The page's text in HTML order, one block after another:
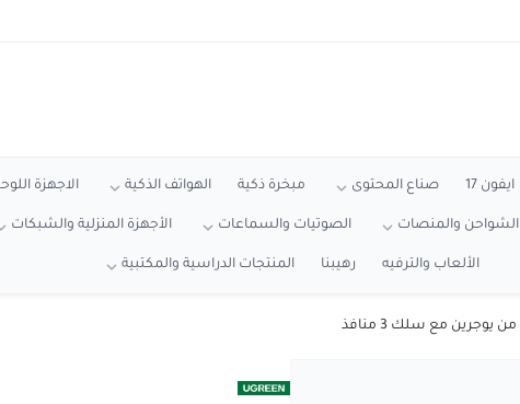
ايفون 17 صناع المحتوى مبخرة ذكية الهواتف الذكية الاجهزة
الشواحن والمنصات الصوتيات والسماعات الأجهزة المنزلية والشبكات
الألعاب والترفيه رهيبنا المنتجات الدراسية والمكتبية